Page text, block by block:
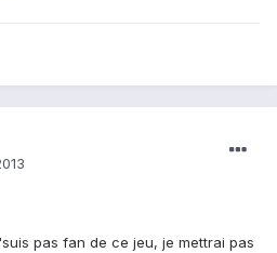
pas fan de ce jeu, je mettrai pas